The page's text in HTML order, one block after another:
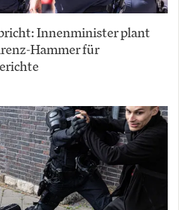
Innenminister plant
Hammer für